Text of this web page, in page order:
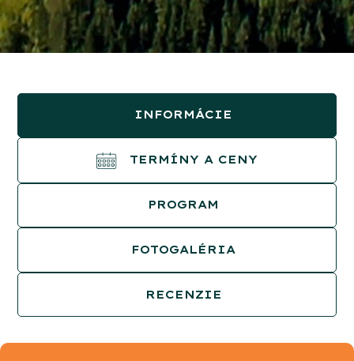
INFORMÁCIE
TERMÍNY A CENY
PROGRAM
FOTOGALÉRIA
RECENZIE